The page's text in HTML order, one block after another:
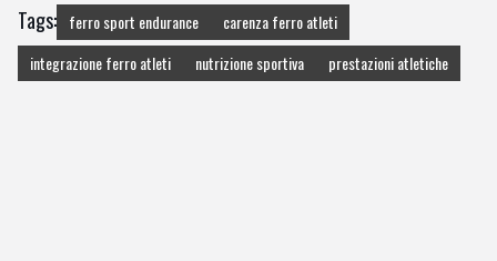
Tags: ferro sport endurance
carenza ferro atleti
integrazione ferro atleti
nutrizione sportiva prestazioni atletiche